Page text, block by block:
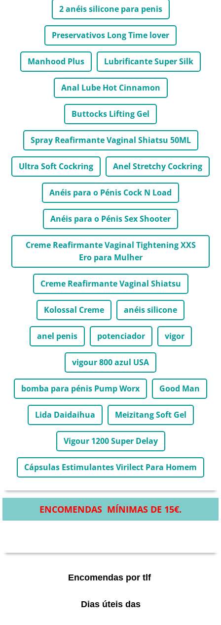
2 anéis silicone para penis
Preservativos Long Time lover
Manhood Plus Lubrificante Super Silk
Anal Lube Hot Cinnamon
Buttocks Lifting Gel
Spray Reafirmante Vaginal Shiatsu 50ML
Ultra Soft Cockring Anel Stretchy Cockring
Anéis para o Pénis Cock N Load
Anéis para o Pénis Sex Shooter
Creme Reafirmante Vaginal Tightening XXS
Ero para Mulher
Creme Reafirmante Vaginal Shiatsu
Kolossal Creme anéis silicone
anel penis potenciador vigor
vigour 800 azul USA
bomba para pénis Pump Worx Good Man
Lida Daidaihua Meizitang Soft Gel
Vigour 1200 Super Delay
Cápsulas Estimulantes Virilect Para Homem
ENCOMENDAS MÍNIMAS DE 15€.
Encomendas por tlf
Dias úteis das